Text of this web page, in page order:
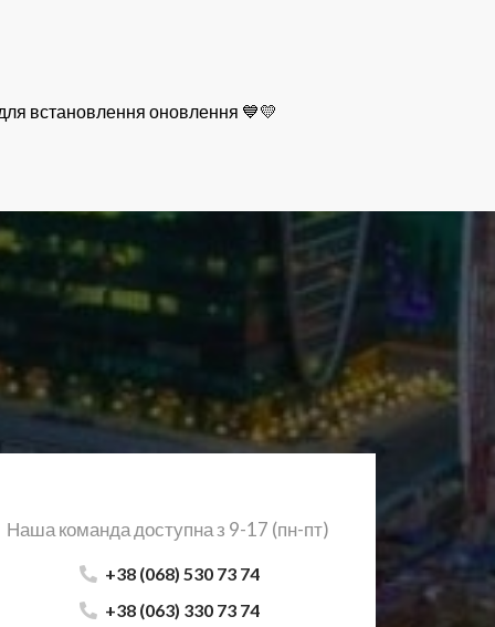
встановлення оновлення 💙💛
Наша команда доступна з 9-17 (пн-пт)
+38 (068) 530 73 74
+38 (063) 330 73 74